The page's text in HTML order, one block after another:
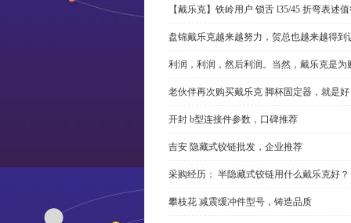
【戴乐克】铁岭用户 锁舌 l35/45 折弯表述
盘锦戴乐克越来越努力，贺总也越来越得到
利润，利润，然后利润。当然，戴乐克是为
老伙伴再次购买戴乐克 脚杯固定器，就是
开封 b型连接件参数，口碑推荐
吉安 隐藏式铰链批发，企业推荐
采购经历： 半隐藏式铰链用什么戴乐克好？
攀枝花 减震缓冲件型号，铸造品质